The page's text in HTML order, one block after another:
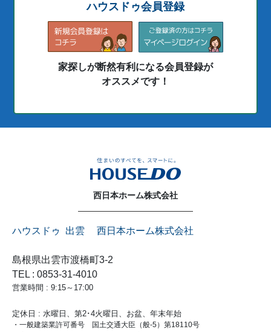
ハウスドゥ会員登録
家探しが断然有利になる会員登録が
オススメです！
西日本ホーム株式会社
ハウスドゥ 出雲 西日本ホーム株式会社
島根県出雲市渡橋町3-2
TEL : 0853-31-4010
営業時間 : 9:15～17:00
定休日 : 水曜日、第2･4火曜日、お盆、年末年始
・一般建築業許可番号 国土交通大臣（般-5）第18110号